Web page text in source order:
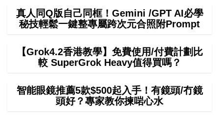
真人同Q版自己同框！Gemini /GPT AI必學
秘技輕鬆一鍵整專屬跨次元合照附Prompt
【Grok4.2香港教學】免費使用/付費計劃比
較 SuperGrok Heavy值得買嗎？
智能眼鏡推薦5款$500起入手！有鏡頭/冇鏡
頭好？專家教你揀啱心水